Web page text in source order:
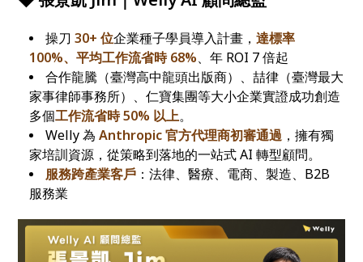
操刀30+ 位企業種子學員導入計畫，達標率
100%、平均工作流省時 68%、年 ROI 7 倍起
合作龍騰（臺灣高中龍頭出版商）、喆律（臺灣最大
家事律師事務所）、仁寶集團等大小企業實證成功創造
多個工作流省時 50% 以上。
Welly 為 Anthropic 官方代理商初審通過 ，擁有獨
家培訓資源，從策略到落地的一站式 AI 轉型顧問。
服務跨產業客戶 ：法律、醫療、電商、製造、B2B
服務業